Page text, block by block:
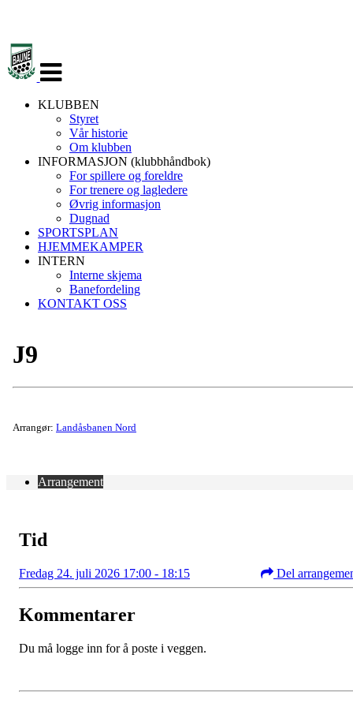
navigasjon
KLUBBEN
Styret
Vår historie
Om klubben
INFORMASJON (klubbhåndbok)
For spillere og foreldre
For trenere og lagledere
Øvrig informasjon
Dugnad
SPORTSPLAN
HJEMMEKAMPER
INTERN
Interne skjema
Banefordeling
KONTAKT OSS
J9
Arrangør: Landåsbanen Nord
Arrangement
Tid
Fredag 24. juli 2026 17:00 - 18:15 Del
Kommentarer
Du må logge inn for å poste i veggen.